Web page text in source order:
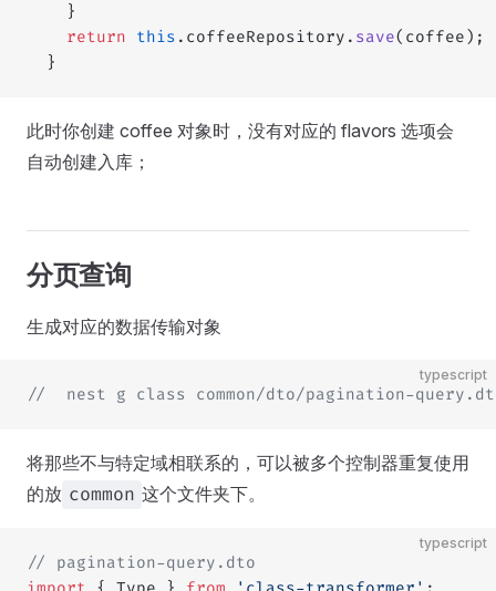
    }
    return
this .coffeeRepository. save(coffee);
  }
此时你创建 coffee 对象时，没有对应的 flavors 选项会
自动创建入库；
分页查询
生成对应的数据传输对象
typescript
//  nest g class common/dto/pagination-
将那些不与特定域相联系的，可以被多个控制器重复使用
的放 common 这个文件夹下。
typescript
// pagination-query.dto